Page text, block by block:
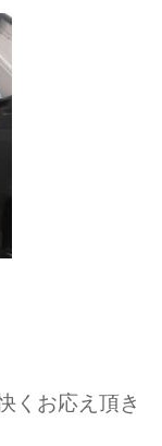
くお応え頂き